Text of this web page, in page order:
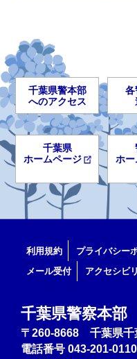
千葉県警本部
へのアクセス
各
千葉県
ホームページ
ホー
利用規約 プライバシー
メール受付
アクセシビ
千葉県警察本部
〒260-8668 千葉県千
電話番号 043-201-0110